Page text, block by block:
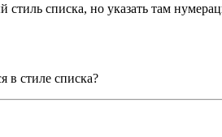
списка, но указать там
в стиле списка?